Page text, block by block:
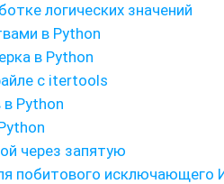
логических значений
в Python
в Python
с itertools
Python
через запятую
побитового исключающего